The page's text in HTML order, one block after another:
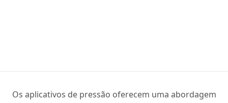
Os aplicativos de pressão oferecem uma abordagem